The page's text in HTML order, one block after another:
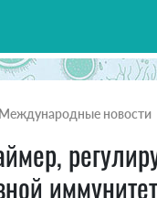
Международные новости
иммунитет